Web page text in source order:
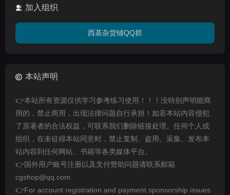
加入组织
西基杂货铺QQ群
本站声明
👉本站所有资源仅供学习参考练习使用！！！没特别声明能商
用的，禁止商用，出现法律问题自行承担！如若本站内容侵犯
了原著者的合法权益，可联系我们删除链接处理。任何个人或
组织，在未征得本站同意时，禁止复制、盗用、采集、发布本
站内容到任何网站、书籍等各类媒体平台。
👉国外用户账号注册以及支付赞助问题请联系邮箱
cgshop@qq.com
👉For account registration and payment sponsorship issues